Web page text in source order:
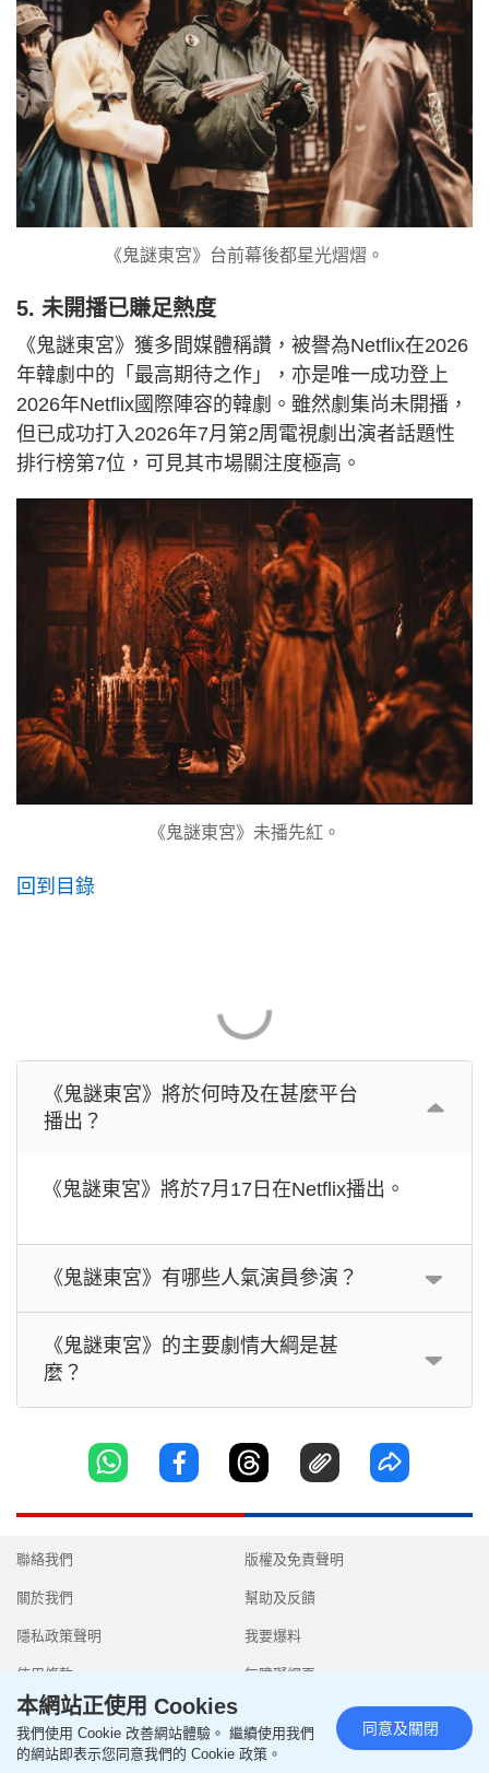
《鬼謎東宮》台前幕後都星光熠熠。
5. 未開播已賺足熱度
《鬼謎東宮》獲多間媒體稱讚，被譽為Netflix在2026
年韓劇中的「最高期待之作」，亦是唯一成功登上
2026年Netflix國際陣容的韓劇。雖然劇集尚未開播，
但已成功打入2026年7月第2周電視劇出演者話題性
排行榜第7位，可見其市場關注度極高。
《鬼謎東宮》未播先紅。
回到目錄
《鬼謎東宮》將於何時及在甚麼平台
播出？
《鬼謎東宮》將於7月17日在Netflix播出。
《鬼謎東宮》有哪些人氣演員參演？
《鬼謎東宮》的主要劇情大綱是甚
麼？
聯絡我們
關於我們
隱私政策聲明
使用條款
版權及免責聲明
幫助及反饋
我要爆料
無障礙網頁
Copyright © 2026 SingTao Ltd.All rights reserved.
本網站正使用 Cookies
我們使用 Cookie 改善網站體驗。 繼續使用我們
的網站即表示您同意我們的 Cookie 政策。
同意及關閉